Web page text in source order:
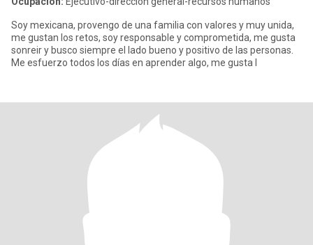
Soy mexicana, provengo de una familia con valores y muy unida,
me gustan los retos, soy responsable y comprometida, me gusta
sonreir y busco siempre el lado bueno y positivo de las personas.
Me esfuerzo todos los días en aprender algo, me gusta l